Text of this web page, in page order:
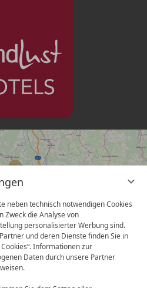
neben technisch notwendigen Cookies
Zweck die Analyse von
personalisierter Werbung sind.
und deren Dienste finden Sie in
Informationen zur
Daten durch unsere Partner